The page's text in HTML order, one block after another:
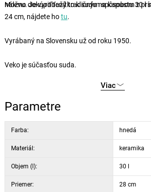
nálevu. Je vyrobený tradičným spôsobom z
Možno dokúpiť ťažítko k sudu na kapustu 30 l
24 cm, nájdete hotu.
Vyrábaný na Slovensku už od roku 1950.
Veko je súčasťou suda.
Viac
Parametre
Farba: hnedá
Materiál: keramika
Objem (l): 30 l
Priemer: 28 cm